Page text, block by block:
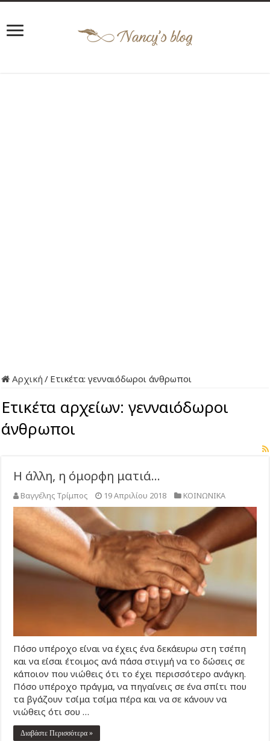
Αρχική / Ετικέτα:γενναιόδωροι άνθρωποι
Ετικέτα αρχείων:γενναιόδωροι
άνθρωποι
Η άλλη, η όμορφη ματιά…
Βαγγέλης Τρίμπος 19 Απριλίου 2018 ΚΟΙΝΩΝΙΚΑ
Πόσο υπέροχο είναι να έχεις ένα δεκάευρω στη τσέπη
και να είσαι έτοιμος ανά πάσα στιγμή να το δώσεις σε
κάποιον που νιώθεις ότι το έχει περισσότερο ανάγκη.
Πόσο υπέροχο πράγμα, να πηγαίνεις σε ένα σπίτι που
τα βγάζουν τσίμα τσίμα πέρα και να σε κάνουν να
νιώθεις ότι σου …
Διαβάστε Περισσότερα »